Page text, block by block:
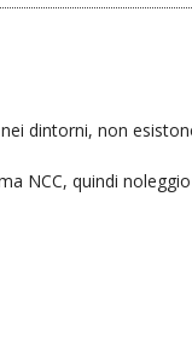
dintorni, non
NCC, quindi